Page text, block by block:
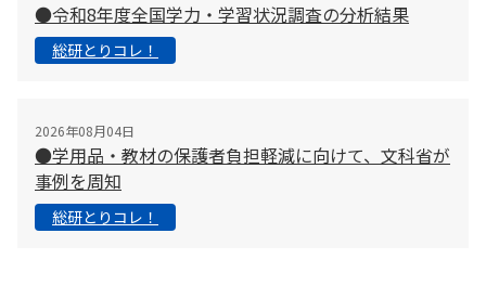
●令和8年度全国学力・学習状況調査の分析結果
総研とりコレ！
2026年08月04日
●学用品・教材の保護者負担軽減に向けて、文科省が
事例を周知
総研とりコレ！